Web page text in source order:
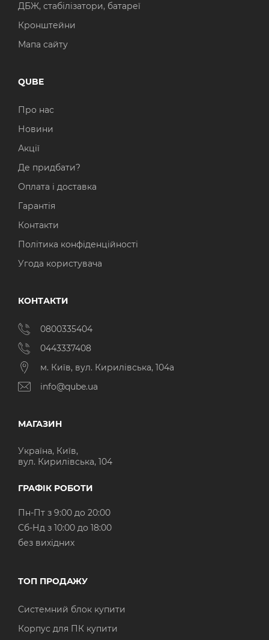
ДБЖ, стабілізатори, батареї
Кронштейни
Мапа сайту
QUBE
Про нас
Новини
Акції
Де придбати?
Оплата і доставка
Гарантія
Контакти
Політика конфіденційності
Угода користувача
КОНТАКТИ
0800335404
0443337408
м. Київ, вул. Кирилівська, 104а
info@qube.ua
МАГАЗИН
Україна, Київ,
вул. Кирилівська, 104
ГРАФІК РОБОТИ
Пн-Пт з 9:00 до 20:00
Cб-Нд з 10:00 до 18:00
без вихідних
ТОП ПРОДАЖУ
Системний блок купити
Корпус для ПК купити